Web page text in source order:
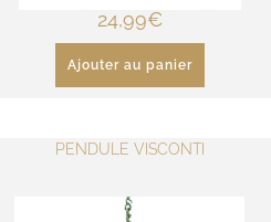
24,99€
Ajouter au panier
PENDULE VISCONTI